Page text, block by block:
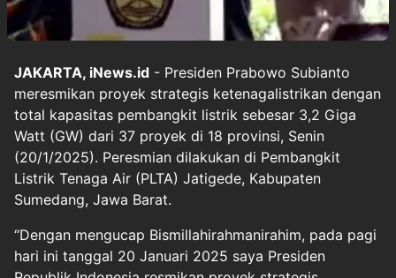
JAKARTA, iNews.id - Presiden Prabowo Subianto
meresmikan proyek strategis ketenagalistrikan dengan
total kapasitas pembangkit listrik sebesar 3,2 Giga
Watt (GW) dari 37 proyek di 18 provinsi, Senin
(20/1/2025). Peresmian dilakukan di Pembangkit
Listrik Tenaga Air (PLTA) Jatigede, Kabupaten
Sumedang, Jawa Barat.
“Dengan mengucap Bismillahirahmanirahim, pada pagi
hari ini tanggal 20 Januari 2025 saya Presiden